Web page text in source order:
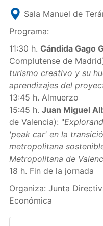
Sala Manuel de
Programa:
11:30 h. Cándida Gago
Complutense de
turismo creativo y su
aprendizajes del
13:45 h. Almuerzo
15:45 h. Juan Miguel
de Valencia): "
'peak car' en la
metropolitana
Metropolitana de
18 h. Fin de la jornada
Organiza: Junta
Económica